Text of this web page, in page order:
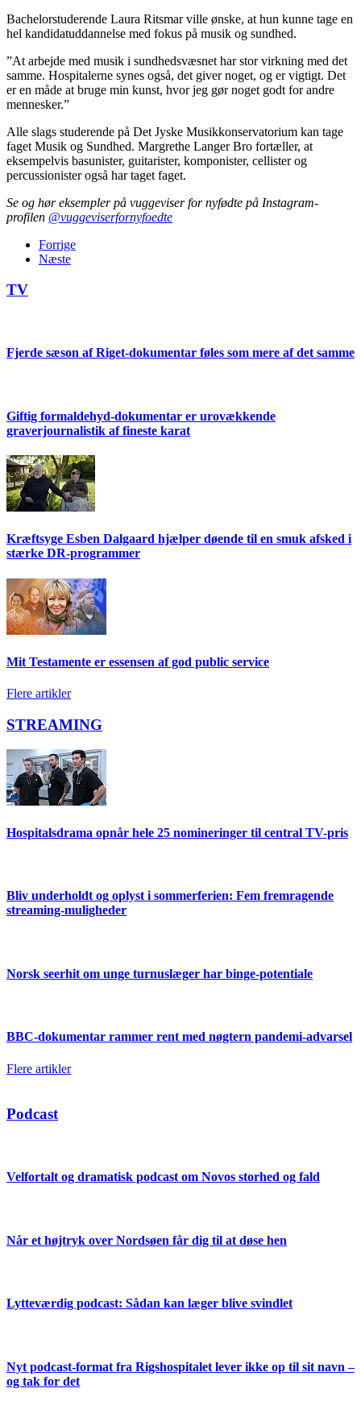
Bachelorstuderende Laura Ritsmar ville ønske, at hun kunne tage en
hel kandidatuddannelse med fokus på musik og sundhed.
”At arbejde med musik i sundhedsvæsnet har stor virkning med det
samme. Hospitalerne synes også, det giver noget, og er vigtigt. Det
er en måde at bruge min kunst, hvor jeg gør noget godt for andre
mennesker.”
Alle slags studerende på Det Jyske Musikkonservatorium kan tage
faget Musik og Sundhed. Margrethe Langer Bro fortæller, at
eksempelvis basunister, guitarister, komponister, cellister og
percussionister også har taget faget.
Se og hør eksempler på vuggeviser for nyfødte på Instagram-
profilen @vuggeviserfornyfoedte
Forrige
Næste
TV
Fjerde sæson af Riget-dokumentar føles som mere af det samme
Giftig formaldehyd-dokumentar er urovækkende
graverjournalistik af fineste karat
Kræftsyge Esben Dalgaard hjælper døende til en smuk afsked i
stærke DR-programmer
Mit Testamente er essensen af god public service
Flere artikler
STREAMING
Hospitalsdrama opnår hele 25 nomineringer til central TV-pris
Bliv underholdt og oplyst i sommerferien: Fem fremragende
streaming-muligheder
Norsk seerhit om unge turnuslæger har binge-potentiale
BBC-dokumentar rammer rent med nøgtern pandemi-advarsel
Flere artikler
Podcast
Velfortalt og dramatisk podcast om Novos storhed og fald
Når et højtryk over Nordsøen får dig til at døse hen
Lytteværdig podcast: Sådan kan læger blive svindlet
Nyt podcast-format fra Rigshospitalet lever ikke op til sit navn –
og tak for det